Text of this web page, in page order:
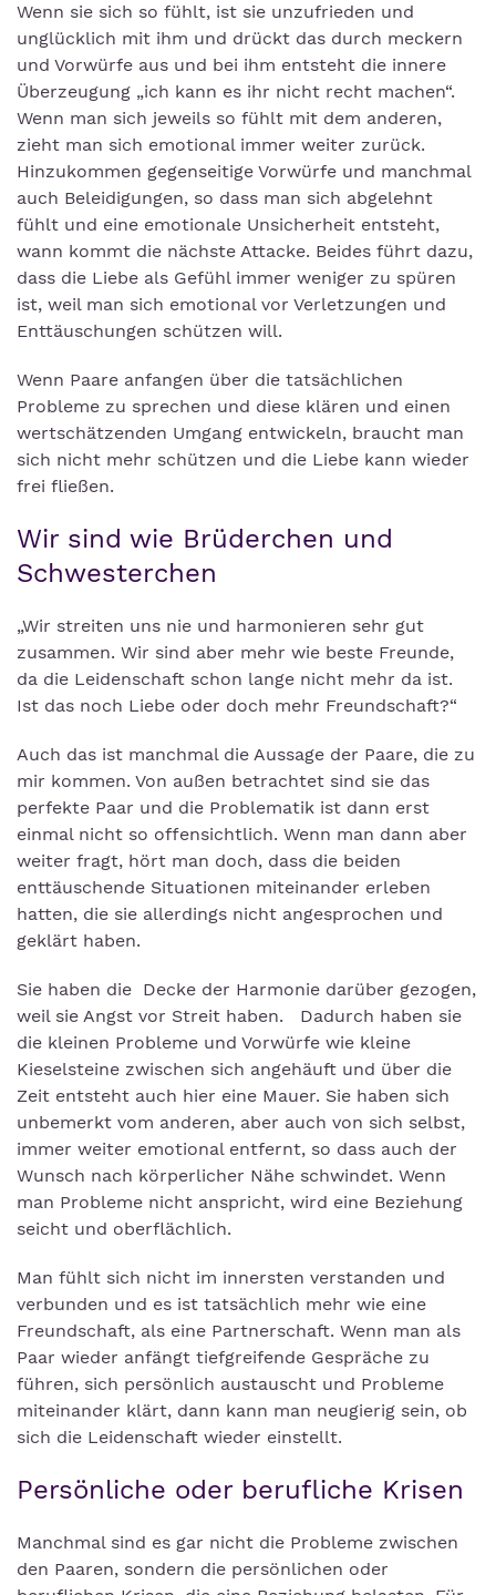
Wenn sie sich so fühlt, ist sie unzufrieden und
unglücklich mit ihm und drückt das durch meckern
und Vorwürfe aus und bei ihm entsteht die innere
Überzeugung „ich kann es ihr nicht recht machen“.
Wenn man sich jeweils so fühlt mit dem anderen,
zieht man sich emotional immer weiter zurück.
Hinzukommen gegenseitige Vorwürfe und manchmal
auch Beleidigungen, so dass man sich abgelehnt
fühlt und eine emotionale Unsicherheit entsteht,
wann kommt die nächste Attacke. Beides führt dazu,
dass die Liebe als Gefühl immer weniger zu spüren
ist, weil man sich emotional vor Verletzungen und
Enttäuschungen schützen will.
Wenn Paare anfangen über die tatsächlichen
Probleme zu sprechen und diese klären und einen
wertschätzenden Umgang entwickeln, braucht man
sich nicht mehr schützen und die Liebe kann wieder
frei fließen.
Wir sind wie Brüderchen und
Schwesterchen
„Wir streiten uns nie und harmonieren sehr gut
zusammen. Wir sind aber mehr wie beste Freunde,
da die Leidenschaft schon lange nicht mehr da ist.
Ist das noch Liebe oder doch mehr Freundschaft?“
Auch das ist manchmal die Aussage der Paare, die zu
mir kommen. Von außen betrachtet sind sie das
perfekte Paar und die Problematik ist dann erst
einmal nicht so offensichtlich. Wenn man dann aber
weiter fragt, hört man doch, dass die beiden
enttäuschende Situationen miteinander erleben
hatten, die sie allerdings nicht angesprochen und
geklärt haben.
Sie haben die Decke der Harmonie darüber gezogen,
weil sie Angst vor Streit haben. Dadurch haben sie
die kleinen Probleme und Vorwürfe wie kleine
Kieselsteine zwischen sich angehäuft und über die
Zeit entsteht auch hier eine Mauer. Sie haben sich
unbemerkt vom anderen, aber auch von sich selbst,
immer weiter emotional entfernt, so dass auch der
Wunsch nach körperlicher Nähe schwindet. Wenn
man Probleme nicht anspricht, wird eine Beziehung
seicht und oberflächlich.
Man fühlt sich nicht im innersten verstanden und
verbunden und es ist tatsächlich mehr wie eine
Freundschaft, als eine Partnerschaft. Wenn man als
Paar wieder anfängt tiefgreifende Gespräche zu
führen, sich persönlich austauscht und Probleme
miteinander klärt, dann kann man neugierig sein, ob
sich die Leidenschaft wieder einstellt.
Persönliche oder berufliche Krisen
Manchmal sind es gar nicht die Probleme zwischen
den Paaren, sondern die persönlichen oder